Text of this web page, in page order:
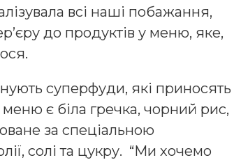
всі наші побажання,
до продуктів у меню, яке,
суперфуди, які приносять
є біла гречка, чорний рис,
за спеціальною
солі та цукру. “Ми хочемо